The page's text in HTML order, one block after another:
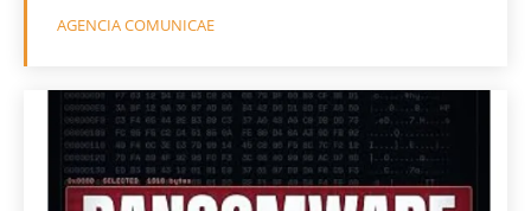
AGENCIA COMUNICAE